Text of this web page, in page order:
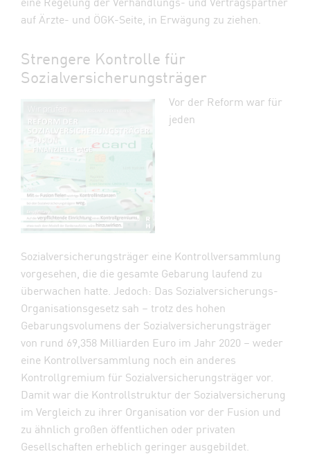
auf Ärzte- und ÖGK-Seite, in Erwägung zu ziehen.
Strengere Kontrolle für
Sozialversicherungsträger
Vor der Reform war für
jeden
Sozialversicherungsträger eine Kontrollversammlung
vorgesehen, die die gesamte Gebarung laufend zu
überwachen hatte. Jedoch: Das Sozialversicherungs-
Organisationsgesetz sah – trotz des hohen
Gebarungsvolumens der Sozialversicherungsträger
von rund 69,358 Milliarden Euro im Jahr 2020 – weder
eine Kontrollversammlung noch ein anderes
Kontrollgremium für Sozialversicherungsträger vor.
Damit war die Kontrollstruktur der Sozialversicherung
im Vergleich zu ihrer Organisation vor der Fusion und
zu ähnlich großen öffentlichen oder privaten
Gesellschaften erheblich geringer ausgebildet.